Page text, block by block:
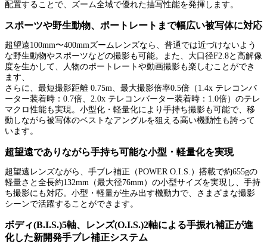
配置することで、ズーム全域で優れた描写性能を発揮します。
スポーツや野生動物、ポートレートまで幅広い被写体に対応
超望遠100mm〜400mmズームレンズなら、普通では近づけないよう
な野生動物やスポーツなどの撮影も可能。また、大口径F2.8と高解像
度を生かして、人物のポートレートや動画撮影も楽しむことができ
ます、
さらに、最短撮影距離 0.75m、最大撮影倍率0.5倍（1.4x テレコンバ
ーター装着時：0.7倍、2.0x テレコンバーター装着時：1.0倍）のテレ
マクロ性能も実現。小型化・軽量化により手持ち撮影も可能で、移
動しながら被写体のベストなアングルを狙える高い機動性も誇って
います。
超望遠でありながら手持ち可能な小型・軽量化を実現
超望遠レンズながら、手ブレ補正（POWER O.I.S.）搭載で約655gの
軽量さと全長約132mm（最大径76mm）の小型サイズを実現し、手持
ち撮影にも対応。小型・軽量が生み出す機動力で、さまざまな撮影
シーンで活躍することができます。
ボディ(B.I.S.)5軸、レンズ(O.I.S.)2軸による手振れ補正が進
化した新開発手ブレ補正システム